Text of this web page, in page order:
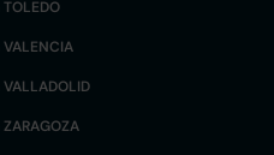
TOLEDO
VALENCIA
VALLADOLID
ZARAGOZA